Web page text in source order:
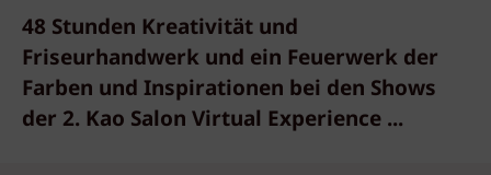
48 Stunden Kreativität und
Friseurhandwerk und ein Feuerwerk der
Farben und Inspirationen bei den Shows
der 2. Kao Salon Virtual Experience ...